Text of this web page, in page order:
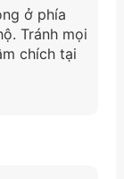
ở phía
Tránh mọi
chích tại